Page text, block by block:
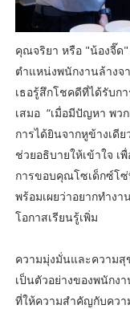
คุณจริยา หรือ "น้องจี๊ด
ตำแหน่งพนักงานล้างจ
เธอรู้สึกโชคดีที่ได้รับก
เสมอ “เมื่อมีปัญหา พว
การได้ยินจากหูข้างเดี
ช่วยอธิบายให้เข้าใจ เ
การขอบคุณโซเด็กซ์โซ่
พร้อมเผยว่าอยากทำง
โอกาสเรียนรู้เพิ่ม
ความมุ่งมั่นและความสุ
เป็นตัวอย่างของพนักง
ที่ให้ความสำคัญกับควา